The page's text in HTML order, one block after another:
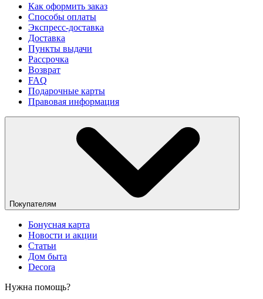
Как оформить заказ
Способы оплаты
Экспресс-доставка
Доставка
Пункты выдачи
Рассрочка
Возврат
FAQ
Подарочные карты
Правовая информация
Покупателям
Бонусная карта
Новости и акции
Статьи
Дом быта
Decora
Нужна помощь?